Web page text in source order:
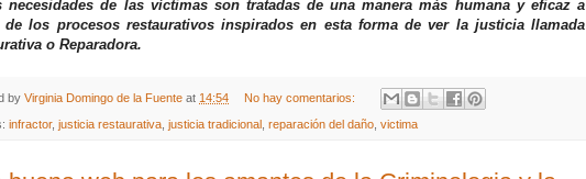
necesidades de las víctimas son tratadas de una manera más humana y eficaz a
de los procesos restaurativos inspirados en esta forma de ver la justicia llamada
o Reparadora.
by Virginia Domingo de la Fuente at 14:54 No hay comentarios:
infractor, justicia restaurativa, justicia tradicional , reparación del daño, victima